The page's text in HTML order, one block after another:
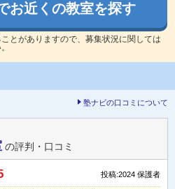
お近くの教室を探す
とがありますので、募集状況に関しては
塾ナビの口コミについて
の評判・口コミ
投稿:2024 保護者